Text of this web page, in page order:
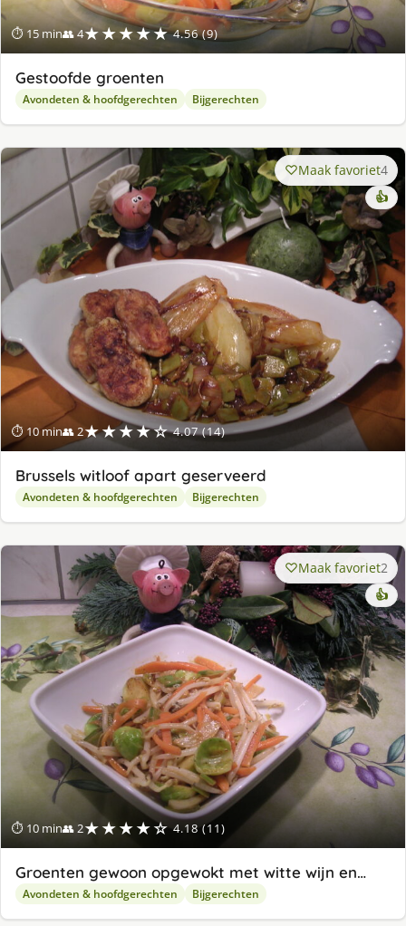
⏱ 15 min👥 4★★★★★ 4.56 (9)
Gestoofde groenten
Avondeten & hoofdgerechten Bijgerechten
⏱ 10 min👥 2★★★★☆ 4.07 (14)
Maak favoriet4
👍
Brussels witloof apart geserveerd
Avondeten & hoofdgerechten Bijgerechten
⏱ 10 min👥 2★★★★☆ 4.18 (11)
Maak favoriet2
👍
Groenten gewoon opgewokt met witte wijn en…
Avondeten & hoofdgerechten Bijgerechten